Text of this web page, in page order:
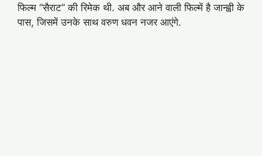
फिल्म “सैराट” की रिमेक थी. अब और आने वाली फिल्में है जान्ह्वी के
पास, जिसमें उनके साथ वरुण धवन नजर आएंगे.